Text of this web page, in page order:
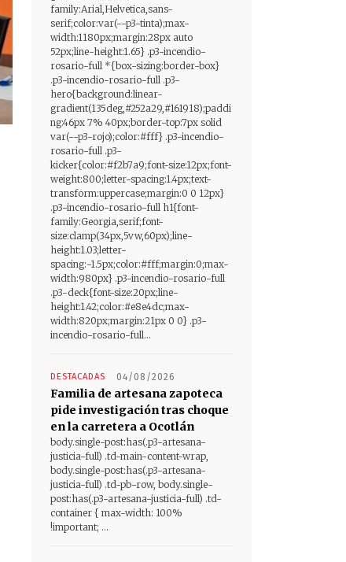
family:Arial,Helvetica,sans-
serif;color:var(--p3-tinta);max-
width:1180px;margin:28px auto
52px;line-height:1.65} .p3-incendio-
rosario-full *{box-sizing:border-box}
.p3-incendio-rosario-full .p3-
hero{background:linear-
gradient(135deg,#252a29,#161918);paddi
ng:46px 7% 40px;border-top:7px solid
var(--p3-rojo);color:#fff} .p3-incendio-
rosario-full .p3-
kicker{color:#f2b7a9;font-size:12px;font-
weight:800;letter-spacing:1.4px;text-
transform:uppercase;margin:0 0 12px}
.p3-incendio-rosario-full h1{font-
family:Georgia,serif;font-
size:clamp(34px,5vw,60px);line-
height:1.03;letter-
spacing:-1.5px;color:#fff;margin:0;max-
width:980px} .p3-incendio-rosario-full
.p3-deck{font-size:20px;line-
height:1.42;color:#e8e4dc;max-
width:820px;margin:21px 0 0} .p3-
incendio-rosario-full...
DESTACADAS 04/08/2026
Familia de artesana zapoteca
pide investigación tras choque
en la carretera a Ocotlán
body.single-post:has(.p3-artesana-
justicia-full) .td-main-content-wrap,
body.single-post:has(.p3-artesana-
justicia-full) .td-pb-row, body.single-
post:has(.p3-artesana-justicia-full) .td-
container { max-width: 100%
!important; ...